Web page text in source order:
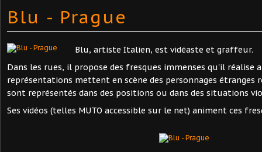
Blu - Prague
Blu, artiste Italien, est vidéaste et graffeur.
Dans les rues, il propose des fresques immenses qu'il réalise
représentations mettent en scène des personnages étranges
sont représentés dans des positions ou dans des situations
Ses vidéos (telles MUTO accessible sur le net) animent ces